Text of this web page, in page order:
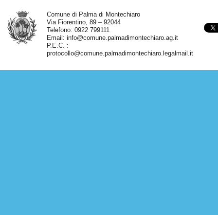
Comune di Palma di Montechiaro
Via Fiorentino, 89 – 92044
Telefono: 0922 799111
Email: info@comune.palmadimontechiaro.ag.it
P.E.C. :
protocollo@comune.palmadimontechiaro.legalmail.it